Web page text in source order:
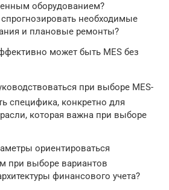
оборудованием?
необходимые
и плановые ремонты?
может быть MES без
при выборе MES-
специфика, конкретно для
которая важна при выборе
ориентироваться
при выборе вариантов
финансового учета?